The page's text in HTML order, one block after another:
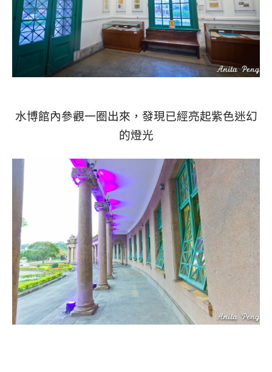
水博館內參觀一圈出來，發現已經亮起紫色迷幻
的燈光